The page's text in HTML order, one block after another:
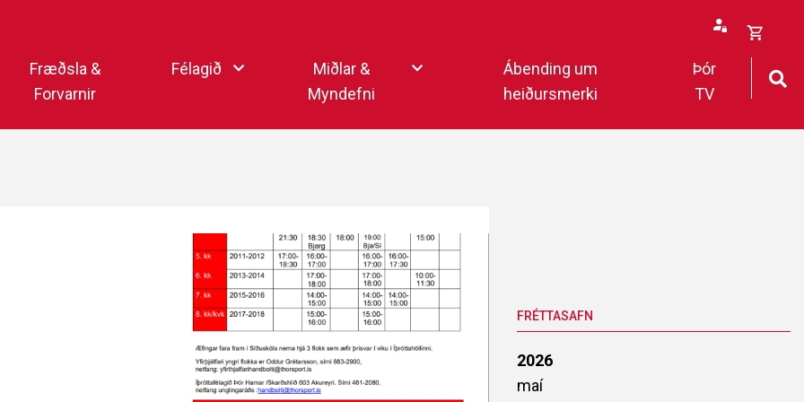
Fræðsla &
Forvarnir
Félagið
Þórssvæðið
Þórsmerkið (logo)
Sagan og heiðursmerki
Íþróttafólk Þórs
Fyrirmyndarfélag ÍSÍ
Miðlar &
Myndefni
Myndaalbúm
Vertíðarlok Knattspyrnudeildar 2022
Ábending um
heiðursmerki
Þór
TV
Opna
körfu
FRÉTTASAFN
2026
maí